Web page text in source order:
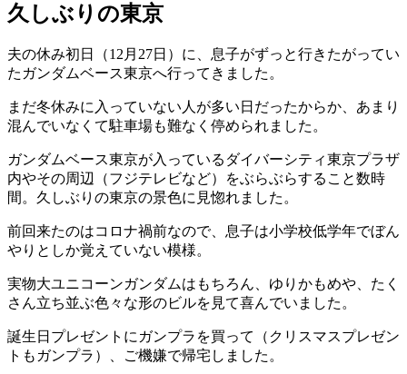
久しぶりの東京
夫の休み初日（12月27日）に、息子がずっと行きたがってい
たガンダムベース東京へ行ってきました。
まだ冬休みに入っていない人が多い日だったからか、あまり
混んでいなくて駐車場も難なく停められました。
ガンダムベース東京が入っているダイバーシティ東京プラザ
内やその周辺（フジテレビなど）をぶらぶらすること数時
間。久しぶりの東京の景色に見惚れました。
前回来たのはコロナ禍前なので、息子は小学校低学年でぼん
やりとしか覚えていない模様。
実物大ユニコーンガンダムはもちろん、ゆりかもめや、たく
さん立ち並ぶ色々な形のビルを見て喜んでいました。
誕生日プレゼントにガンプラを買って（クリスマスプレゼン
トもガンプラ）、ご機嫌で帰宅しました。